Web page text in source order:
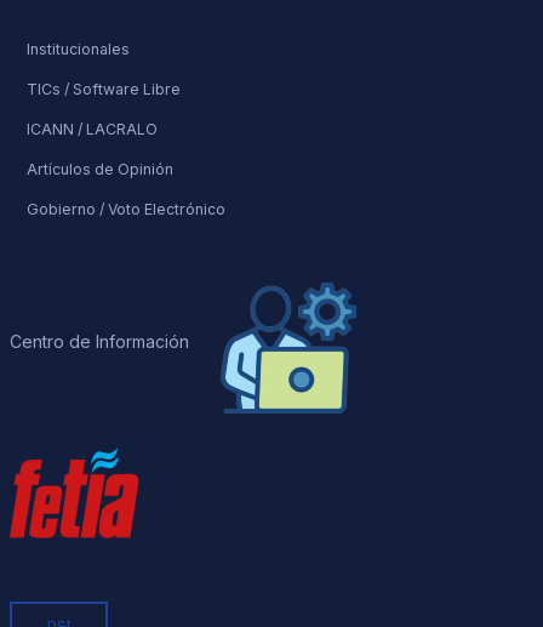
Institucionales
TICs / Software Libre
ICANN / LACRALO
Artículos de Opinión
Gobierno / Voto Electrónico
Centro de Información